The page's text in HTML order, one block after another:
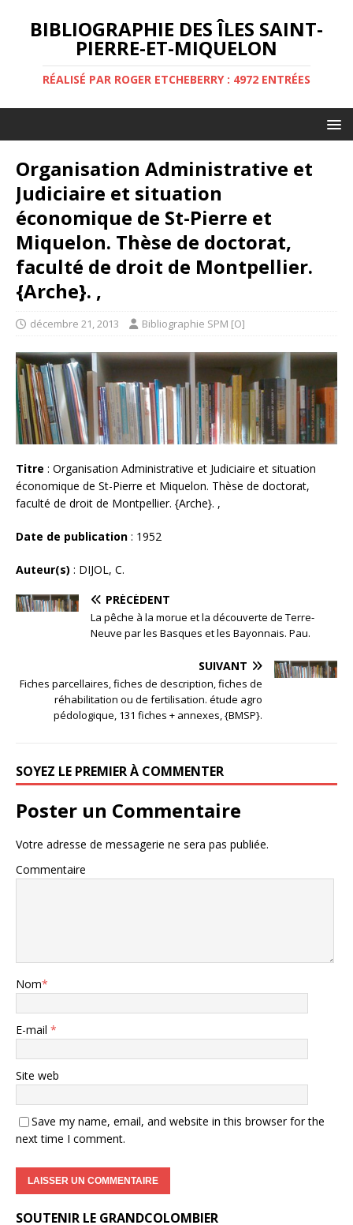
BIBLIOGRAPHIE DES ÎLES SAINT-
PIERRE-ET-MIQUELON
RÉALISÉ PAR ROGER ETCHEBERRY : 4972 ENTRÉES
Organisation Administrative et
Judiciaire et situation
économique de St-Pierre et
Miquelon. Thèse de doctorat,
faculté de droit de Montpellier.
{Arche}. ,
décembre 21, 2013 Bibliographie SPM [O]
Titre : Organisation Administrative et Judiciaire et situation
économique de St-Pierre et Miquelon. Thèse de doctorat,
faculté de droit de Montpellier. {Arche}. ,
Date de publication : 1952
Auteur(s) : DIJOL, C.
PRÉCÉDENT
La pêche à la morue et la découverte de Terre-
Neuve par les Basques et les Bayonnais. Pau.
SUIVANT
Fiches parcellaires, fiches de description, fiches de
réhabilitation ou de fertilisation. étude agro
pédologique, 131 fiches + annexes, {BMSP}.
SOYEZ LE PREMIER À COMMENTER
Poster un Commentaire
Votre adresse de messagerie ne sera pas publiée.
Commentaire
Nom*
E-mail *
Site web
Save my name, email, and website in this browser for the
next time I comment.
SOUTENIR LE GRANDCOLOMBIER